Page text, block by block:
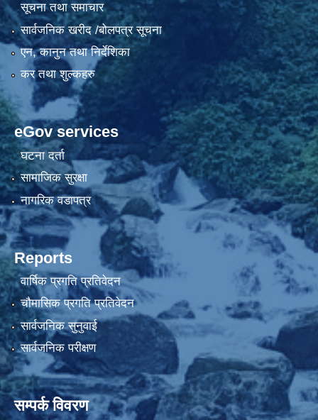
सूचना तथा समाचार
सार्वजनिक खरीद /बोलपत्र सूचना
एन, कानुन तथा निर्देशिका
कर तथा शुल्कहरु
eGov services
घटना दर्ता
सामाजिक सुरक्षा
नागरिक वडापत्र
Reports
वार्षिक प्रगति प्रतिवेदन
चौमासिक प्रगति प्रतिवेदन
सार्वजनिक सुनुवाई
सार्वजनिक परीक्षण
सम्पर्क विवरण